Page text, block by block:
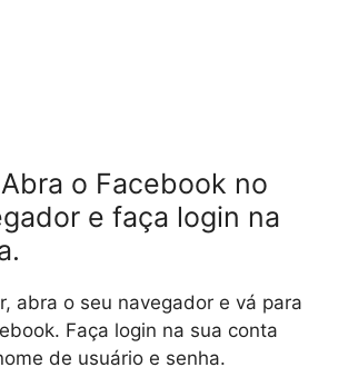
Abra o Facebook no
e faça login na
abra o seu navegador e vá para
Faça login na sua conta
de usuário e senha.